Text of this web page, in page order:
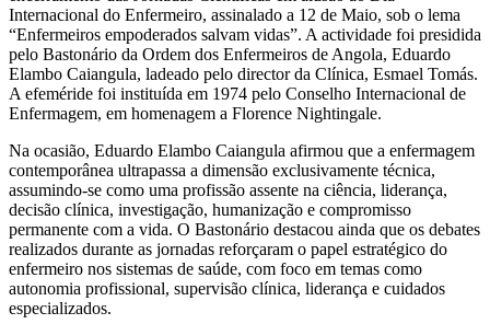
Internacional do Enfermeiro, assinalado a 12 de Maio, sob o lema
“Enfermeiros empoderados salvam vidas”. A actividade foi presidida
pelo Bastonário da Ordem dos Enfermeiros de Angola, Eduardo
Elambo Caiangula, ladeado pelo director da Clínica, Esmael Tomás.
A efeméride foi instituída em 1974 pelo Conselho Internacional de
Enfermagem, em homenagem a Florence Nightingale.
Na ocasião, Eduardo Elambo Caiangula afirmou que a enfermagem
contemporânea ultrapassa a dimensão exclusivamente técnica,
assumindo-se como uma profissão assente na ciência, liderança,
decisão clínica, investigação, humanização e compromisso
permanente com a vida. O Bastonário destacou ainda que os debates
realizados durante as jornadas reforçaram o papel estratégico do
enfermeiro nos sistemas de saúde, com foco em temas como
autonomia profissional, supervisão clínica, liderança e cuidados
especializados.